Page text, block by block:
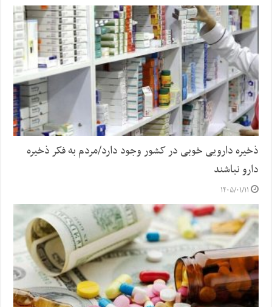
ذخیره دارویی خوبی در کشور وجود دارد/مردم به فکر ذخیره
دارو نباشند
۱۴۰۵/۰۱/۱۱